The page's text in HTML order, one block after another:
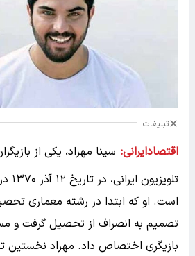
تبلیغات
اقتصادایرانی: سینا مهراد، یکی از
است. او که ابتدا در رشته معماری
تصمیم به انصراف از تحصیل گرفت و
بازیگری اختصاص داد. مهراد نخستین